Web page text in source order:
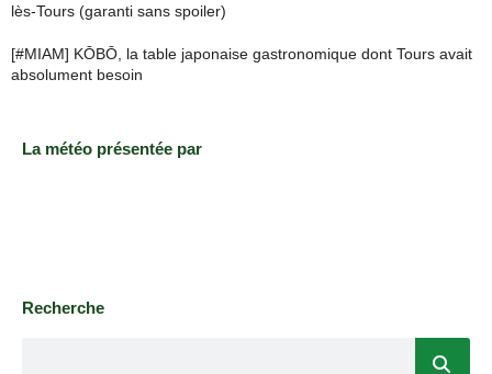
lès-Tours (garanti sans spoiler)
[#MIAM] KŌBŌ, la table japonaise gastronomique dont Tours avait
absolument besoin
La météo présentée par
Recherche